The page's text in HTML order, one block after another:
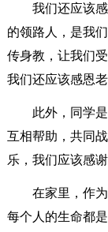
我们还应该
的领路人，是我
传身教，让我们
我们还应该感恩
此外，同学
互相帮助，共同
乐，我们应该感
在家里，作
每个人的生命都